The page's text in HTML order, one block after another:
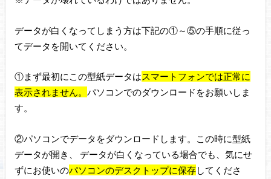
データが白くなってしまう方は下記の①～⑤の手順に従っ
てデータを開いてください。
①まず最初にこの型紙データはスマートフォンでは正常に
表示されません。 パソコンでのダウンロードをお願いしま
す。
②パソコンでデータをダウンロードします。この時に型紙
データが開き、 データが白くなっている場合でも、気にせ
ずにお使いのパソコンのデスクトップに保存してくださ